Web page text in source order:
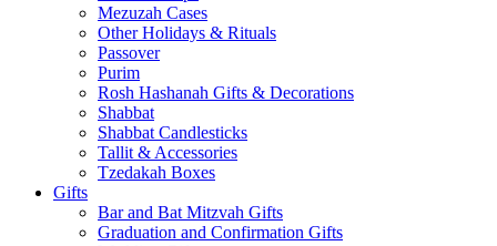
Mezuzah Cases
Other Holidays & Rituals
Passover
Purim
Rosh Hashanah Gifts & Decorations
Shabbat
Shabbat Candlesticks
Tallit & Accessories
Tzedakah Boxes
Gifts
Bar and Bat Mitzvah Gifts
Graduation and Confirmation Gifts